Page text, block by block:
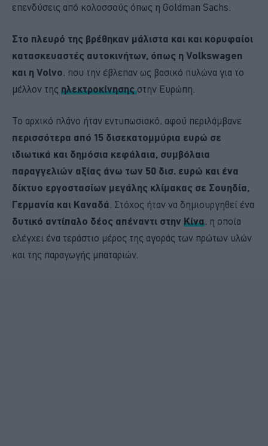
επενδύσεις από κολοσσούς όπως η Goldman Sachs.
Στο πλευρό της βρέθηκαν μάλιστα και και κορυφαίοι
κατασκευαστές αυτοκινήτων, όπως η Volkswagen
και η Volvo, που την έβλεπαν ως βασικό πυλώνα για το
μέλλον της ηλεκτροκίνησηςστην Ευρώπη.
Το αρχικό πλάνο ήταν εντυπωσιακό, αφού περιλάμβανε
περισσότερα από 15 δισεκατομμύρια ευρώ σε
ιδιωτικά και δημόσια κεφάλαια, συμβόλαια
παραγγελιών αξίας άνω των 50 δισ. ευρώ και ένα
δίκτυο εργοστασίων μεγάλης κλίμακας σε Σουηδία,
Γερμανία και Καναδά . Στόχος ήταν να δημιουργηθεί ένα
δυτικό αντίπαλο δέος απέναντι στην Κίνα, η οποία
ελέγχει ένα τεράστιο μέρος της αγοράς των πρώτων υλών
και της παραγωγής μπαταριών.